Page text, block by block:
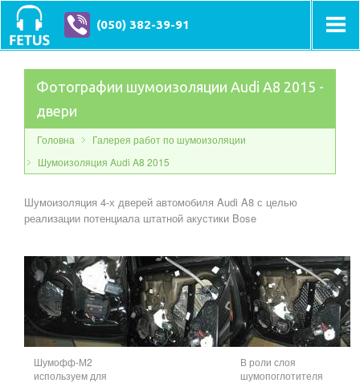
(050) 382-39-91
Фотографии шумоизоляции Audi A8 2015 -
двери
Головна
Галерея работ по шумоизоляции
Шумоизоляция Audi A8 2015
Шумоизоляция 4-х дверей автомобиля Audi A8 с целью
реализации потенциала штатной акустики Bose
Шумофф-М2
используем для
В роли слоя
шумопоглотителя